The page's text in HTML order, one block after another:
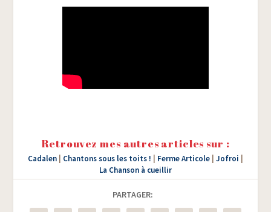
Retrouvez mes autres articles sur :
Cadalen Chantons sous les toits ! Ferme Articole Jofroi
La Chanson à cueillir
PARTAGER: